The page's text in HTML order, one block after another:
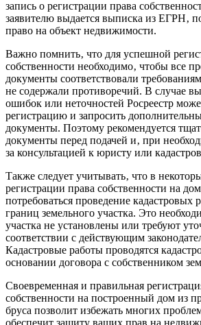
запись о регистрации права
заявителю выдается выписка из ЕГРН‚
право на объект недвижимости.
Важно помнить‚ что для успешной
собственности необходимо‚ чтобы все
документы соответствовали
не содержали противоречий. В случае
ошибок или неточностей Росреестр
регистрацию и запросить
документы. Поэтому рекомендуется
документы перед подачей и‚ при
за консультацией к юристу или
Также следует учитывать‚ что в
регистрации права собственности на
потребоваться проведение кадастровых
границ земельного участка. Это
участка не установлены или требуют
соответствии с действующим
Кадастровые работы проводятся
основании договора с собственником
Своевременная и правильная
собственности на построенный дом из
бруса позволит избежать многих